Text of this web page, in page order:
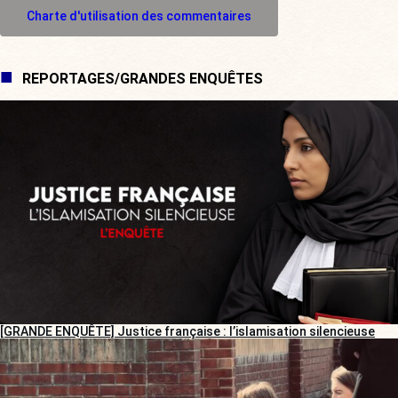
Charte d'utilisation des commentaires
REPORTAGES/GRANDES ENQUÊTES
[GRANDE ENQUÊTE] Justice française : l’islamisation silencieuse